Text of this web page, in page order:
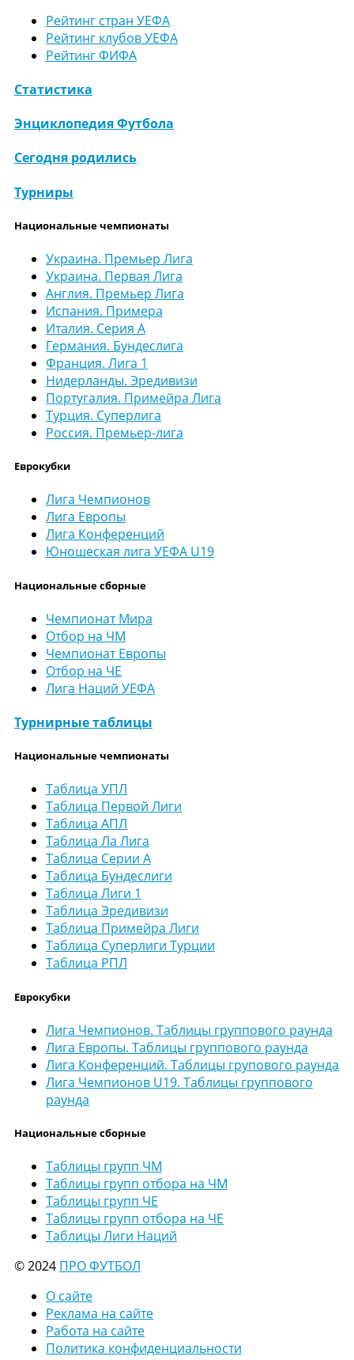
Рейтинг стран УЕФА
Рейтинг клубов УЕФА
Рейтинг ФИФА
Статистика
Энциклопедия Футбола
Сегодня родились
Турниры
Национальные чемпионаты
Украина. Премьер Лига
Украина. Первая Лига
Англия. Премьер Лига
Испания. Примера
Италия. Серия А
Германия. Бундеслига
Франция. Лига 1
Нидерланды. Эредивизи
Португалия. Примейра Лига
Турция. Суперлига
Россия. Премьер-лига
Еврокубки
Лига Чемпионов
Лига Европы
Лига Конференций
Юношеская лига УЕФА U19
Национальные сборные
Чемпионат Мира
Отбор на ЧМ
Чемпионат Европы
Отбор на ЧЕ
Лига Наций УЕФА
Турнирные таблицы
Национальные чемпионаты
Таблица УПЛ
Таблица Первой Лиги
Таблица АПЛ
Таблица Ла Лига
Таблица Серии А
Таблица Бундеслиги
Таблица Лиги 1
Таблица Эредивизи
Таблица Примейра Лиги
Таблица Суперлиги Турции
Таблица РПЛ
Еврокубки
Лига Чемпионов. Таблицы группового раунда
Лига Европы. Таблицы группового раунда
Лига Конференций. Таблицы групового раунда
Лига Чемпионов U19. Таблицы группового
раунда
Национальные сборные
Таблицы групп ЧМ
Таблицы групп отбора на ЧМ
Таблицы групп ЧЕ
Таблицы групп отбора на ЧЕ
Таблицы Лиги Наций
© 2024 ПРО ФУТБОЛ
О сайте
Реклама на сайте
Работа на сайте
Политика конфиденциальности